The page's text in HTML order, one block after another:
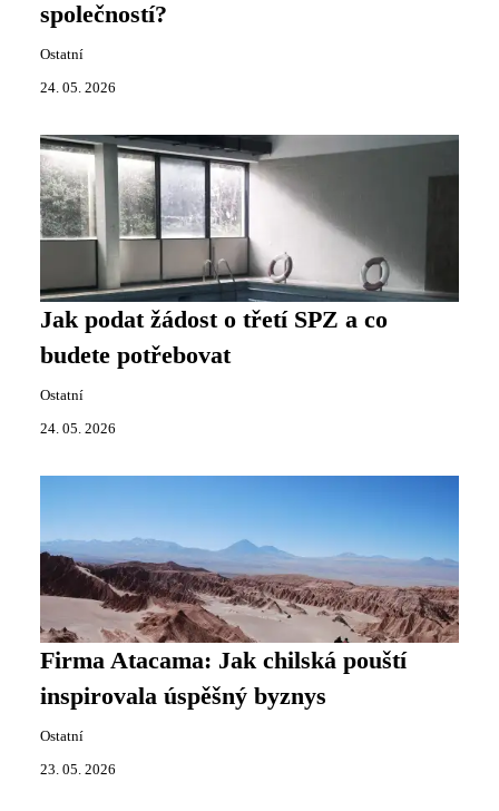
společností?
Ostatní
24. 05. 2026
Jak podat žádost o třetí SPZ a co
budete potřebovat
Ostatní
24. 05. 2026
Firma Atacama: Jak chilská pouští
inspirovala úspěšný byznys
Ostatní
23. 05. 2026